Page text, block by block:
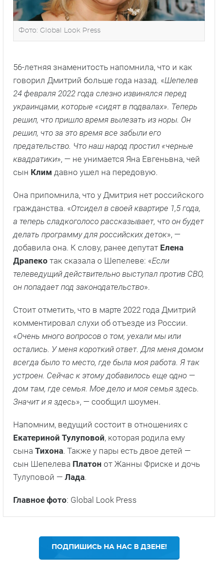
Фото: Global Look Press
56-летняя знаменитость напомнила, что и как
говорил Дмитрий больше года назад. «Шепелев
24 февраля 2022 года слезно извинялся перед
украинцами, которые «сидят в подвалах». Теперь
решил, что пришло время вылезать из норы. Он
решил, что за это время все забыли его
предательство. Что наш народ простил «черные
квадратики», — не унимается Яна Евгеньвна, чей
сын Клим давно ушел на передовую.
Она припомнила, что у Дмитрия нет российского
гражданства. «Отсидел в своей квартире 1,5 года,
а теперь сладкоголосо рассказывает, что он будет
делать программу для российских деток», —
добавила она. К слову, ранее депутат Елена
Драпеко так сказала о Шепелеве: «Если
телеведущий действительно выступал против СВО,
он попадает под законодательство».
Стоит отметить, что в марте 2022 года Дмитрий
комментировал слухи об отъезде из России.
«Очень много вопросов о том, уехали мы или
остались. У меня короткий ответ. Для меня домом
всегда было то место, где была моя работа. Я так
устроен. Сейчас к этому добавилось еще одно —
дом там, где семья. Мое дело и моя семья здесь.
Значит и я здесь», — сообщил шоумен.
Напомним, ведущий состоит в отношениях с
Екатериной Тулуповой, которая родила ему
сына Тихона. Также у пары есть двое детей —
сын Шепелева Платон от Жанны Фриске и дочь
Тулуповой — Лада.
Главное фото: Global Look Press
ПОДПИШИСЬ НА НАС В ДЗЕНЕ!